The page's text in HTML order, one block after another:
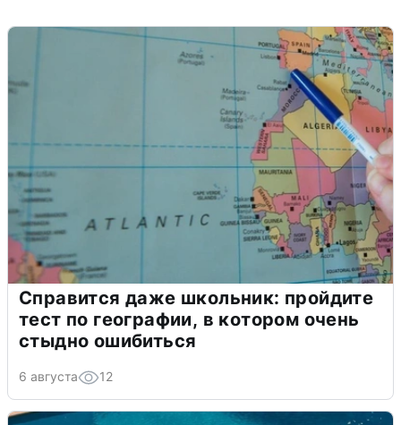
Справится даже школьник: пройдите
тест по географии, в котором очень
стыдно ошибиться
6 августа 12